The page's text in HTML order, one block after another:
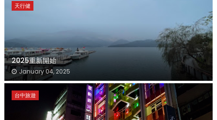
天行健
2025重新開始
January 04, 2025
台中旅遊